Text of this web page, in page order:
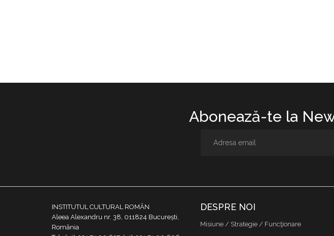
Abonează-te la
INSTITUTUL CULTURAL ROMÂN
Aleea Alexandru nr. 38, 011824 București,
România
DESPRE NOI
Misiune / Strategie / Funcţionare